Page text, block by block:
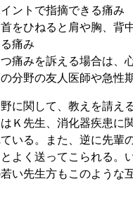
ントで指摘できる痛み
をひねると肩や胸、背
痛み
痛みを訴える場合は、
分野の友人医師や急性
に関して、教えを請え
Ｋ先生、消化器疾患に
いる。また、逆に先輩
よく送ってこられる。
い先生方もこのような